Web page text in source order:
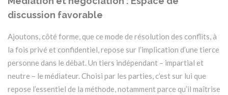
discussion favorable
Ajoutons, côté forme, que ce mode de résolution des conflits, à
la fois privé et confidentiel, repose sur l’implication d’une tierce
personne dans le débat. Un tiers indépendant – impartial et
neutre – le médiateur. Choisi par les parties, c’est sur lui que
repose l’essentiel de la méthode, notamment parce qu’il maîtrise